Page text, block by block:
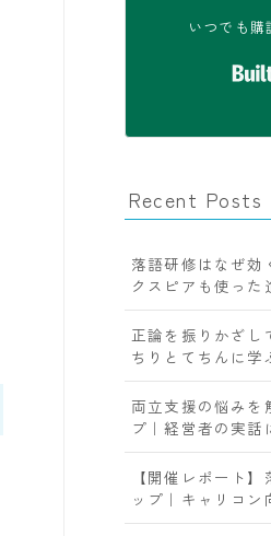
いつでも
Recent Posts
落語研修はなぜ効
クスピアも使った
正論を振りかざし
ちりとてちんに学
両立支援の悩みを
プ｜経営者の実話
【開催レポート
ップ｜キャリコン